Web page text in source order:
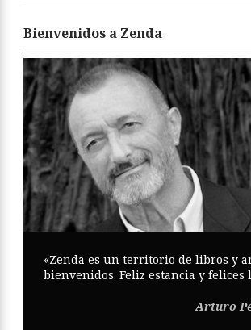
Bienvenidos a Zenda
«Zenda es un territorio de libros y
bienvenidos. Feliz estancia y felices
Arturo